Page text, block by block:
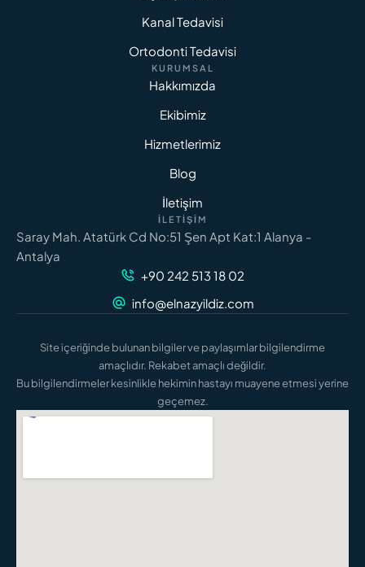
Kanal Tedavisi
Ortodonti Tedavisi
KURUMSAL
Hakkımızda
Ekibimiz
Hizmetlerimiz
Blog
İletişim
İLETIŞIM
Saray Mah. Atatürk Cd No:51 Şen Apt Kat:1 Alanya -
Antalya
+90 242 513 18 02
info@elnazyildiz.com
Site içeriğinde bulunan bilgiler ve paylaşımlar bilgilendirme
amaçlıdır. Rekabet amaçlı değildir.
Bu bilgilendirmeler kesinlikle hekimin hastayı muayene etmesi yerine
geçemez.